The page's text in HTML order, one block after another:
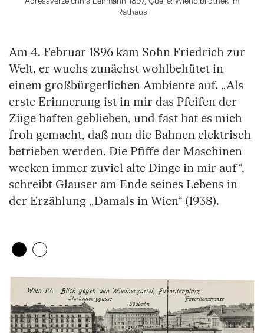
Rathaus
Am 4. Februar 1896 kam Sohn Friedrich zur
Welt, er wuchs zunächst wohlbehütet in
einem großbürgerlichen Ambiente auf. „Als
erste Erinnerung ist in mir das Pfeifen der
Züge haften geblieben, und fast hat es mich
froh gemacht, daß nun die Bahnen elektrisch
betrieben werden. Die Pfiffe der Maschinen
wecken immer zuviel alte Dinge in mir auf“,
schreibt Glauser am Ende seines Lebens in
der Erzählung „Damals in Wien“ (1938).
Überspringe den Bilder Slider
Zeige 1. Element
(Aktuelles Element)
Zeige 2. Element